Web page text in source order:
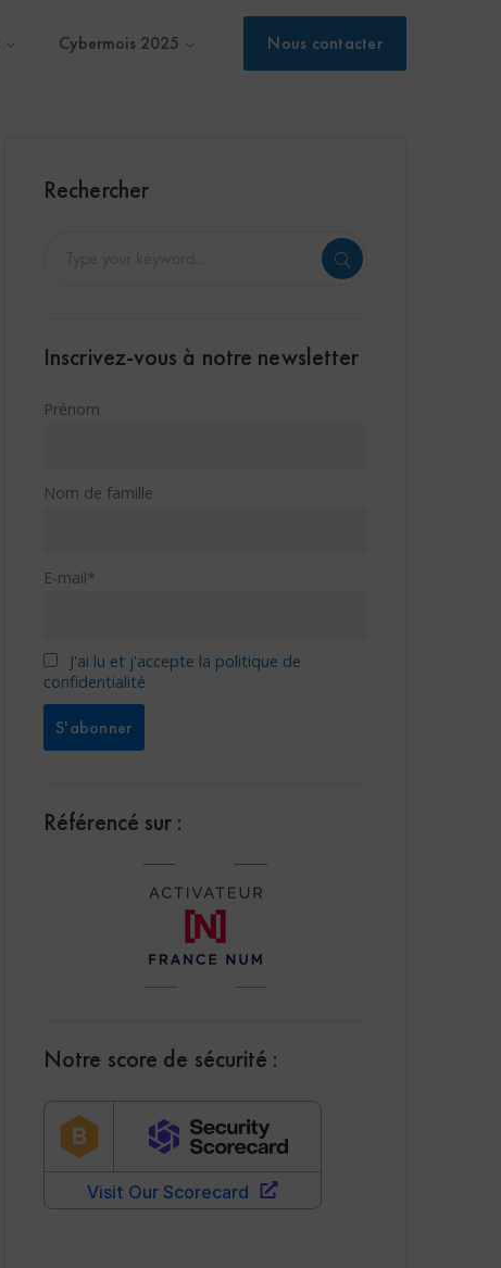
Nous contacter
Cybermois 2025
Rechercher
Inscrivez-vous à notre newsletter
Prénom
Nom de famille
E-mail*
J'ai lu et j'accepte la politique de
confidentialité
Référencé sur :
Notre score de sécurité :